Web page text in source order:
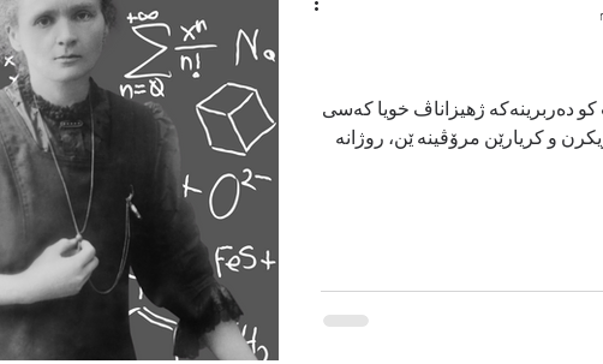
ده‌ربرینه‌كه‌ ژهیزاناڤ خویا كه‌سى
و كریارێن مرۆڤینه‌ ێن، روژانه‌